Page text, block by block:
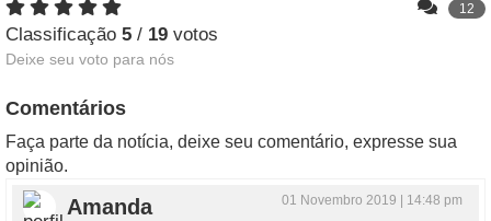
12
Classificação 5 / 19 votos
Deixe seu voto para nós
Comentários
Faça parte da notícia, deixe seu comentário, expresse sua
opinião.
Amanda 01 Novembro 2019 | 14:48 pm